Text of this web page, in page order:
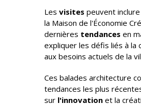
Les visites peuvent
la Maison de l'Économie
dernières tendances en
expliquer les défis liés à la
aux besoins actuels de la
Ces balades architecture
tendances les plus
sur l'innovation et la